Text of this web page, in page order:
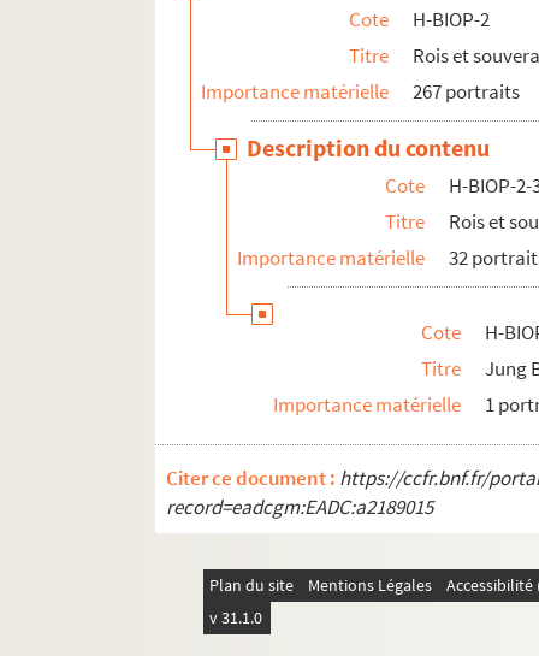
Cote
H-BIOP-2
Titre
Rois et
Importance matérielle
267 portraits
Description du contenu
Cote
H-BIOP-2-
Titre
Rois et
Importance matérielle
32
Cote
H-
Titre
Jung
Importance matérielle
1
Citer ce document : https://ccfr.bnf.fr/
record=eadcgm:EADC:a2189015
Plan du site Mentions Légales
v 31.1.0